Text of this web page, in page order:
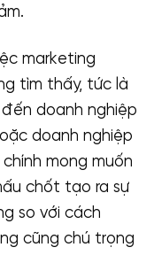
marketing
tìm thấy, tức là
doanh nghiệp
doanh nghiệp
mong muốn
chốt tạo ra sự
so với cách
cũng chú trọng